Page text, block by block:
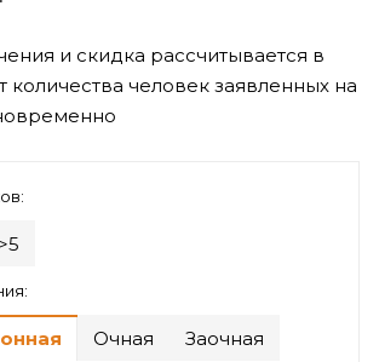
и скидка рассчитывается в
количества человек заявленных на
>5
Очная Заочная